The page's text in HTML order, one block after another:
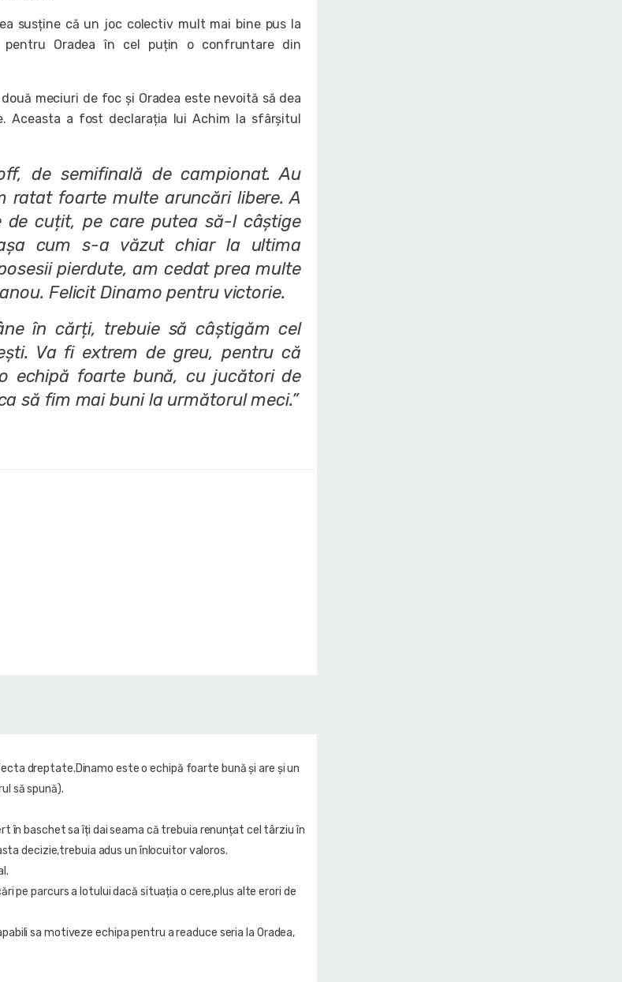
susține că un joc colectiv mult mai bine pus la
Oradea în cel puțin o confruntare din
meciuri de foc și Oradea este nevoită să dea
Aceasta a fost declarația lui Achim la sfârșitul
de semifinală de campionat. Au
ratat foarte multe aruncări libere. A
cuțit, pe care putea să-l câștige
cum s-a văzut chiar la ultima
pierdute, am cedat prea multe
Felicit Dinamo pentru victorie.
în cărți, trebuie să câștigăm cel
Va fi extrem de greu, pentru că
echipă foarte bună, cu jucători de
să fim mai buni la următorul meci.”
dreptate.Dinamo este o echipă foarte bună și are și un
să spună).
în baschet sa îți dai seama că trebuia renunțat cel târziu în
decizie,trebuia adus un înlocuitor valoros.
pe parcurs a lotului dacă situația o cere,plus alte erori de
sa motiveze echipa pentru a readuce seria la Oradea,